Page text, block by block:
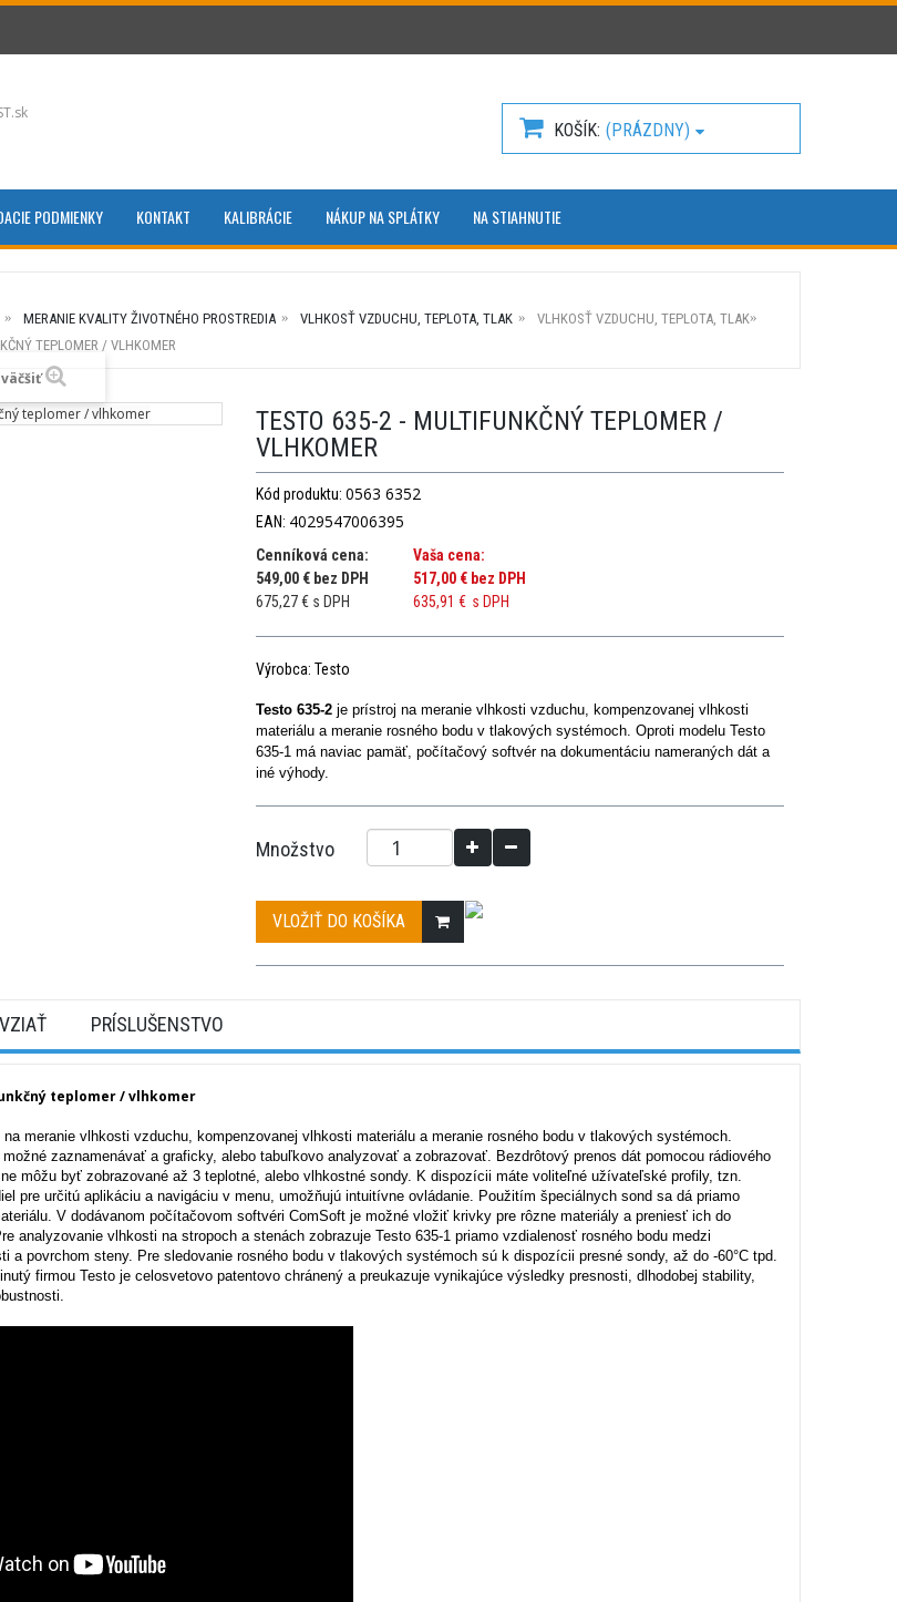
KOŠÍK (PRÁZDNY)
PODMIENKY KONTAKT KALIBRÁCIE NÁKUP NA SPLÁTKY NA STIAHNUTIE
MERANIE KVALITY ŽIVOTNÉHO PROSTREDIA VLHKOSŤ VZDUCHU, TEPLOTA, TLAK
VLHKOSŤ VZDUCHU, TEPLOTA, TLAK
TEPLOMER / VLHKOMER
TESTO 635-2 - MULTIFUNKČNÝ TEPLOMER /
VLHKOMER
Kód produktu: 0563 6352
EAN: 4029547006395
Cenníková cena:
549,00 € bez DPH
675,27 € s DPH
Vaša cena:
517,00 € bez DPH
635,91 € s DPH
Výrobca: Testo
Testo 635-2je prístroj na meranie vlhkosti vzduchu, kompenzovanej vlhkosti
materiálu a meranie rosného bodu v tlakových systémoch. Oproti modelu Testo
635-1 má naviac pamäť, počítačový softvér na dokumentáciu nameraných dát a
iné výhody.
Množstvo
VLOŽIŤ DO KOŠÍKA
PRÍSLUŠENSTVO
teplomer / vlhkomer
meranie vlhkosti vzduchu, kompenzovanej vlhkosti materiálu a meranie rosného bodu v tlakových systémoch.
zaznamenávať a graficky, alebo tabuľkovo analyzovať a zobrazovať. Bezdrôtový prenos dát pomocou rádiového
môžu byť zobrazované až 3 teplotné, alebo vlhkostné sondy. K dispozícii máte voliteľné užívateľské profily, tzn.
pre určitú aplikáciu a navigáciu v menu, umožňujú intuitívne ovládanie. Použitím špeciálnych sond sa dá priamo
V dodávanom počítačovom softvéri ComSoft je možné vložiť krivky pre rôzne materiály a preniesť ich do
analyzovanie vlhkosti na stropoch a stenách zobrazuje Testo 635-1 priamo vzdialenosť rosného bodu medzi
a povrchom steny. Pre sledovanie rosného bodu v tlakových systémoch sú k dispozícii presné sondy, až do -60°C tpd.
firmou Testo je celosvetovo patentovo chránený a preukazuje vynikajúce výsledky presnosti, dlhodobej stability,